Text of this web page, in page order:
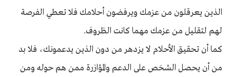
الذين يعرقلون من عزمك ويرفضون أحلامك فلا تعطي الفرصة
لهم لتقليل من عزمك مهما كانت الظروف.
كما أن تحقيق الأحلام لا يزدهر من دون الذين يدعمونك، فلا بد
من أن يحصل الشخص على الدعم والمؤازرة ممن هم حوله ومن